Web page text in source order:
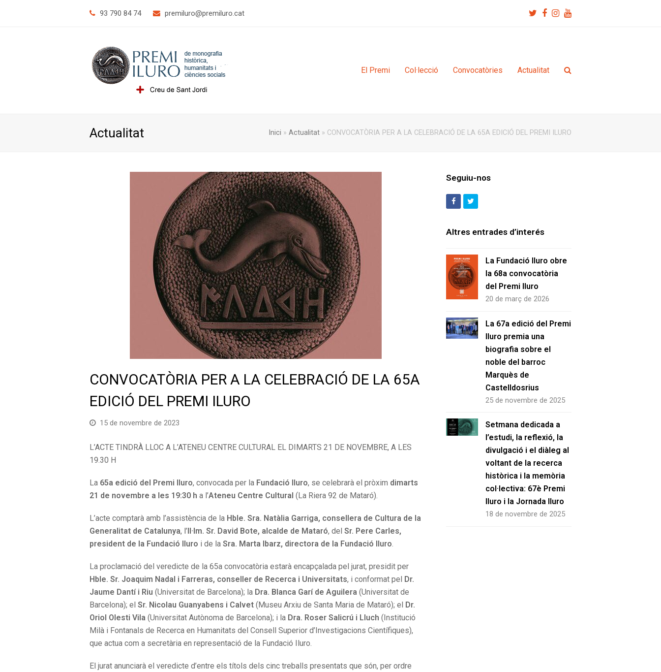
93 790 84 74 tac.orulimerp
@orulimerp Twitter
Facebook
Instagram
Youtube
El Premi Col·lecció Convocatòries Actualitat
Actualitat Inici » Actualitat » CONVOCATÒRIA PER A LA CELEBRACIÓ DE LA 65A EDICIÓ DEL PREMI ILURO
CONVOCATÒRIA PER A LA CELEBRACIÓ DE LA 65A
EDICIÓ DEL PREMI ILURO
15 de novembre de 2023
L’ACTE TINDRÀ LLOC A L’ATENEU CENTRE CULTURAL EL DIMARTS 21 DE NOVEMBRE, A LES
19.30 H
La 65a edició del Premi Iluro, convocada per la Fundació Iluro, se celebrarà el pròxim dimarts
21 de novembre a les 19:30 h a l’Ateneu Centre Cultural (La Riera 92 de Mataró).
L’acte comptarà amb l’assistència de la Hble. Sra. Natàlia Garriga, consellera de Cultura de la
Generalitat de Catalunya, l’Il·lm. Sr. David Bote, alcalde de Mataró, del Sr. Pere Carles,
president de la Fundació Iluro i de la Sra. Marta Ibarz, directora de la Fundació Iluro.
La proclamació del veredicte de la 65a convocatòria estarà encapçalada pel jurat, presidit per
Hble. Sr. Joaquim Nadal i Farreras, conseller de Recerca i Universitats, i conformat pel Dr.
Jaume Dantí i Riu (Universitat de Barcelona); la Dra. Blanca Garí de Aguilera (Universitat de
Barcelona); el Sr. Nicolau Guanyabens i Calvet (Museu Arxiu de Santa Maria de Mataró); el Dr.
Oriol Olesti Vila (Universitat Autònoma de Barcelona); i la Dra. Roser Salicrú i Lluch (Institució
Milà i Fontanals de Recerca en Humanitats del Consell Superior d’Investigacions Científiques),
que actua com a secretària en representació de la Fundació Iluro.
El jurat anunciarà el veredicte d’entre els títols dels cinc treballs presentats que són, per ordre
Seguiu-nos
FacebookTwitter
Altres entrades d’interés
La Fundació Iluro obre
la 68a convocatòria
del Premi Iluro
20 de març de 2026
La 67a edició del Premi
Iluro premia una
biografia sobre el
noble del barroc
Marquès de
Castelldosrius
25 de novembre de 2025
Setmana dedicada a
l’estudi, la reflexió, la
divulgació i el diàleg al
voltant de la recerca
històrica i la memòria
col·lectiva: 67è Premi
Iluro i la Jornada Iluro
18 de novembre de 2025